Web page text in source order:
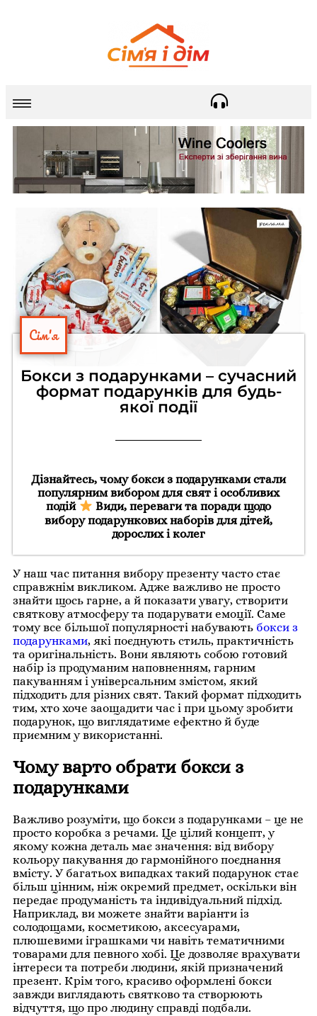
Сім'я
Бокси з подарунками – сучасний
формат подарунків для будь-
якої події
Дізнайтесь, чому бокси з подарунками стали
популярним вибором для свят і особливих
подій
Види, переваги та поради щодо
вибору подарункових наборів для дітей,
дорослих і колег
У наш час питання вибору презенту часто стає
справжнім викликом. Адже важливо не просто
знайти щось гарне, а й показати увагу, створити
святкову атмосферу та подарувати емоції. Саме
тому все більшої популярності набувають бокси з
подарунками, які поєднують стиль, практичність
та оригінальність. Вони являють собою готовий
набір із продуманим наповненням, гарним
пакуванням і універсальним змістом, який
підходить для різних свят. Такий формат підходить
тим, хто хоче заощадити час і при цьому зробити
подарунок, що виглядатиме ефектно й буде
приємним у використанні.
Чому варто обрати бокси з
подарунками
Важливо розуміти, що бокси з подарунками – це не
просто коробка з речами. Це цілий концепт, у
якому кожна деталь має значення: від вибору
кольору пакування до гармонійного поєднання
вмісту. У багатьох випадках такий подарунок стає
більш цінним, ніж окремий предмет, оскільки він
передає продуманість та індивідуальний підхід.
Наприклад, ви можете знайти варіанти із
солодощами, косметикою, аксесуарами,
плюшевими іграшками чи навіть тематичними
товарами для певного хобі. Це дозволяє врахувати
інтереси та потреби людини, якій призначений
презент. Крім того, красиво оформлені бокси
завжди виглядають святково та створюють
відчуття, що про людину справді подбали.